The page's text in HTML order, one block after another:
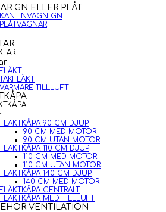
GN ELLER PLÅT
KANTINVAGN GN
PLÅTVAGNAR
FLÄKT
TAKFLÄKT
VÄRMARE-TILLLUFT
FLÄKTKÅPA 90 CM DJUP
90 CM MED MOTOR
90 CM UTAN MOTOR
FLÄKTKÅPA 110 CM DJUP
110 CM MED MOTOR
110 CM UTAN MOTOR
FLÄKTKÅPA 140 CM DJUP
140 CM MED MOTOR
FLÄKTKÅPA CENTRALT
FLÄKTKÅPA MED TILLLUFT
VENTILATION